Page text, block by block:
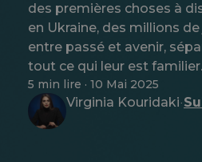
des premières choses à
en Ukraine, des millions
entre passé et avenir,
tout ce qui leur est familier.
5 min lire · 10 Mai 2025
Virginia Kouridaki·